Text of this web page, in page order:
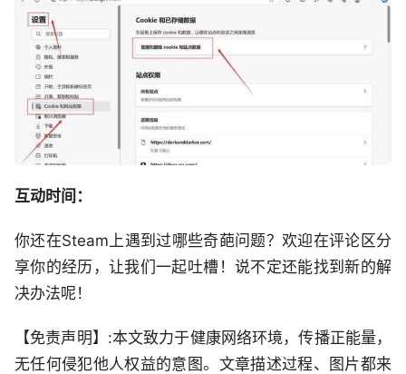
互动时间：
你还在Steam上遇到过哪些奇葩问题？欢迎在评论区分
享你的经历，让我们一起吐槽！说不定还能找到新的解
决办法呢！
【免责声明】:本文致力于健康网络环境，传播正能量，
无任何侵犯他人权益的意图。文章描述过程、图片都来